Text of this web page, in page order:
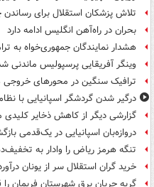
تلاش پزشکان استقلال برای
بحران در راه‌آهن انگلیس ادامه دارد
هشدار نمایندگان جمهوری‌خواه به
وینگر آفریقایی پرسپولیس ماندنی
ترافیک سنگین در محورهای خروجی
درگیر شدن گردشگر اسپانیایی با
گزارشی دیگر از کاهش ذخایر کلیدی
دروازه‌بان اسپانیایی در یک‌قدمی
تنگه هرمز ریاض را وادار به
خرید گران استقلال سر از یونان
گربه جریان برق شهرستان فریمان